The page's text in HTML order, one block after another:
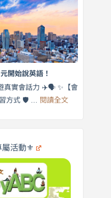
｜
月
$3,200，
出
國
在
英
｜
英
商
×
享
受
口
說
開始說英語！
真實會話力 ✈️🗣️ ✨【會
方式 🛡️ … 閱讀全文:
商
劍
｜
元
屬活動⚜️